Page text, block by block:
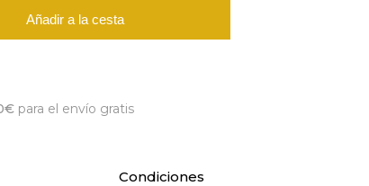
Añadir a la cesta
para el envío gratis
Condiciones